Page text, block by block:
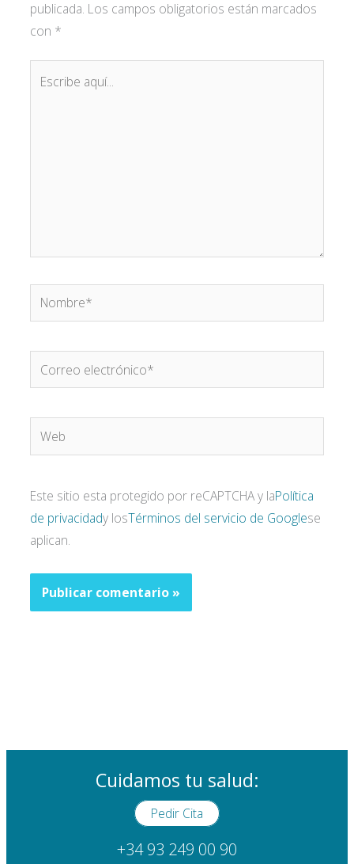
publicada. Los campos obligatorios están marcados
con *
Nombre*
Correo
electrónico*
Web
Este sitio esta protegido por reCAPTCHA y laPolítica
de privacidady losTérminos del servicio de Googlese
aplican.
Cuidamos tu salud:
Pedir Cita
+34 93 249 00 90